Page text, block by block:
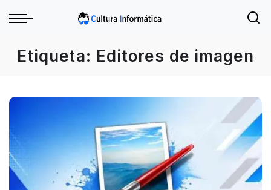
Etiqueta: Editores de imagen